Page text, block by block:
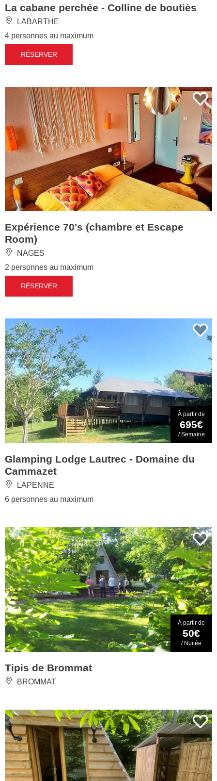
La cabane perchée - Colline de boutiès
LABARTHE
4 personnes au maximum
RÉSERVER
Expérience 70's (chambre et Escape
Room)
NAGES
2 personnes au maximum
RÉSERVER
À partir de
695€
/ Semaine
Glamping Lodge Lautrec - Domaine du
Cammazet
LAPENNE
6 personnes au maximum
À partir de
50€
/ Nuitée
Tipis de Brommat
BROMMAT